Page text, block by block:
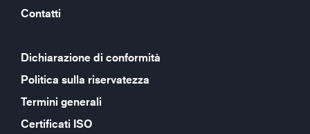
Contatti
Dichiarazione di conformità
Politica sulla riservatezza
Termini generali
Certificati ISO